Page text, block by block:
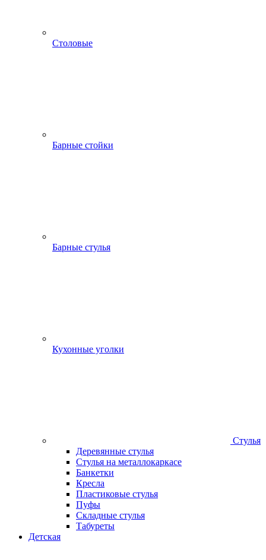
Столовые
Барные стойки
Барные стулья
Кухонные уголки
Стулья
Деревянные стулья
Стулья на металлокаркасе
Банкетки
Кресла
Пластиковые стулья
Пуфы
Складные стулья
Табуреты
Детская